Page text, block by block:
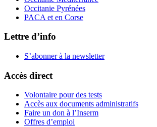
Occitanie Pyrénées
PACA et en Corse
Lettre d’info
S’abonner à la newsletter
Accès direct
Volontaire pour des tests
Accès aux documents administratifs
Faire un don à l’Inserm
Offres d’emploi